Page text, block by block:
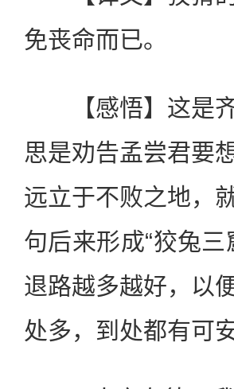
免丧命而已。
【感悟】这是齐
思是劝告孟尝君要
远立于不败之地，
句后来形成“狡兔
退路越多越好，以
处多，到处都有可